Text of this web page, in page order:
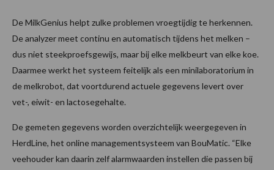
De MilkGenius helpt zulke problemen vroegtijdig te herkennen.
De analyzer meet continu en automatisch tijdens het melken –
dus niet steekproefsgewijs, maar bij elke melkbeurt van elke koe.
Daarmee werkt het systeem feitelijk als een minilaboratorium in
de melkrobot, dat voortdurend actuele gegevens levert over
vet-, eiwit- en lactosegehalte.
De gemeten gegevens worden overzichtelijk weergegeven in
HerdLine, het online managementsysteem van BouMatic. “Elke
veehouder kan daarin zelf alarmwaarden instellen die passen bij